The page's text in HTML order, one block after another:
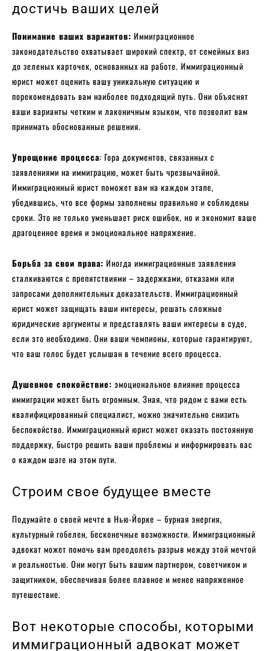
достичь ваших целей
Понимание ваших вариантов: Иммиграционное
законодательство охватывает широкий спектр, от семейных виз
до зеленых карточек, основанных на работе. Иммиграционный
юрист может оценить вашу уникальную ситуацию и
порекомендовать вам наиболее подходящий путь. Они объяснят
ваши варианты четким и лаконичным языком, что позволит вам
принимать обоснованные решения.
Упрощение процесса: Гора документов, связанных с
заявлениями на иммиграцию, может быть чрезвычайной.
Иммиграционный юрист поможет вам на каждом этапе,
убедившись, что все формы заполнены правильно и соблюдены
сроки. Это не только уменьшает риск ошибок, но и экономит ваше
драгоценное время и эмоциональное напряжение.
Борьба за свои права: Иногда иммиграционные заявления
сталкиваются с препятствиями – задержками, отказами или
запросами дополнительных доказательств. Иммиграционный
юрист может защищать ваши интересы, решать сложные
юридические аргументы и представлять ваши интересы в суде,
если это необходимо. Они ваши чемпионы, которые гарантируют,
что ваш голос будет услышан в течение всего процесса.
Душевное спокойствие: эмоциональное влияние процесса
иммиграции может быть огромным. Зная, что рядом с вами есть
квалифицированный специалист, можно значительно снизить
беспокойство. Иммиграционный юрист может оказать постоянную
поддержку, быстро решить ваши проблемы и информировать вас
о каждом шаге на этом пути.
Строим свое будущее вместе
Подумайте о своей мечте в Нью-Йорке – бурная энергия,
культурный гобелен, бесконечные возможности. Иммиграционный
адвокат может помочь вам преодолеть разрыв между этой мечтой
и реальностью. Они могут быть вашим партнером, советчиком и
защитником, обеспечивая более плавное и менее напряженное
путешествие.
Вот некоторые способы, которыми
иммиграционный адвокат может